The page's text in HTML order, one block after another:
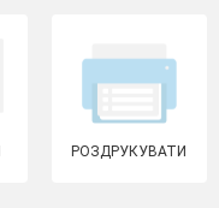
РОЗДРУКУВАТИ